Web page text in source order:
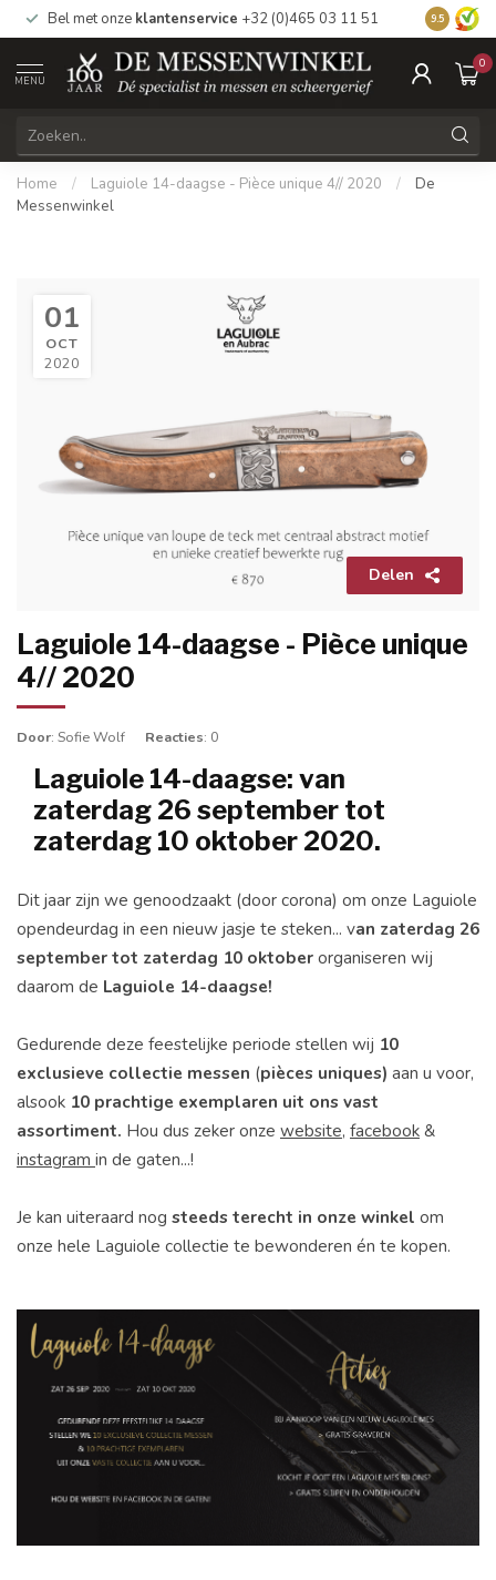
Bel met onze klantenservice +32 (0)465 03 11 51 Bezoek
9.5
MENU
0
Home / Laguiole 14-daagse - Pièce unique 4// 2020 /
De
Messenwinkel
01
OCT
2020
Delen
Laguiole 14-daagse - Pièce unique
4// 2020
Door: Sofie Wolf Reacties: 0
Laguiole 14-daagse: van
zaterdag 26 september tot
zaterdag 10 oktober 2020.
Dit jaar zijn we genoodzaakt (door corona) om onze Laguiole
opendeurdag in een nieuw jasje te steken... van zaterdag 26
september tot zaterdag 10 oktoberorganiseren wij
daarom de Laguiole 14-daagse!
Gedurende deze feestelijke periode stellen wij 10
exclusieve collectie messen (pièces uniques) aan u voor,
alsook 10 prachtige exemplaren uit ons vast
assortiment. Hou dus zeker onze website, facebook&
instagram in de gaten...!
Je kan uiteraard nog steeds terecht in onze winkel om
onze hele Laguiole collectie te bewonderen én te kopen.